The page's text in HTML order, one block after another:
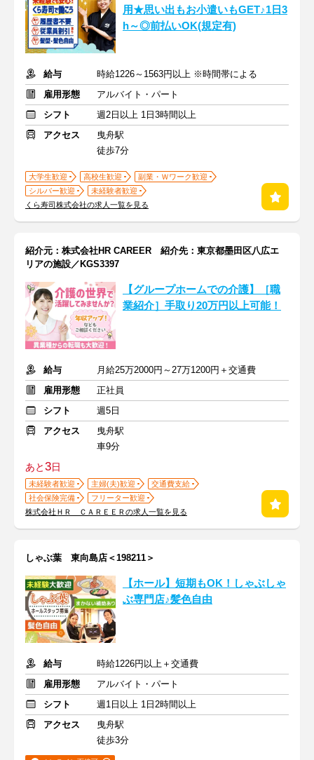
用★思い出もお小遣いもGET♪1日3
h～◎前払いOK(規定有)
給与
時給1226～1563円以上 ※時間帯による
雇用形態
アルバイト・パート
シフト
週2日以上 1日3時間以上
アクセス
曳舟駅
徒歩7分
大学生歓迎 高校生歓迎
副業・Ｗワーク歓迎
シルバー歓迎
未経験者歓迎
くら寿司株式会社の求人一覧を見る
紹介元：株式会社HR CAREER 紹介先：東京都墨田区八広エ
リアの施設／KGS3397
【グループホームでの介護】［職
業紹介］手取り20万円以上可能！
給与
月給25万2000円～27万1200円＋交通費
雇用形態
正社員
シフト
週5日
アクセス
曳舟駅
車9分
あと3日
未経験者歓迎 主婦(夫)歓迎
交通費支給
社会保険完備
フリーター歓迎
株式会社ＨＲ ＣＡＲＥＥＲの求人一覧を見る
しゃぶ葉 東向島店＜198211＞
【ホール】短期もOK！しゃぶしゃ
ぶ専門店♪髪色自由
給与
時給1226円以上＋交通費
雇用形態
アルバイト・パート
シフト
週1日以上 1日2時間以上
アクセス
曳舟駅
徒歩3分